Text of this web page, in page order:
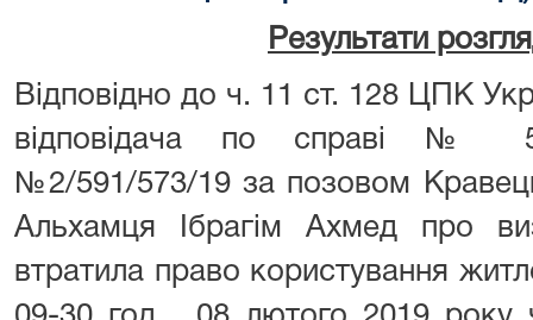
Результати
Відповідно до ч. 11 ст. 128 ЦПК
відповідача по справі №
№2/591/573/19 за позовом
Альхамця Ібрагім Ахмед про
втратила право користування